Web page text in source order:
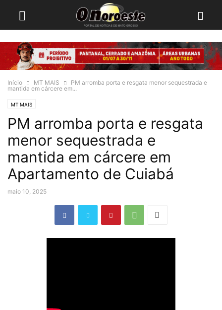
Início MT MAIS
PM arromba porta e resgata menor sequestrada e
mantida em cárcere em...
MT MAIS
PM arromba porta e resgata
menor sequestrada e
mantida em cárcere em
Apartamento de Cuiabá
maio 10, 2025